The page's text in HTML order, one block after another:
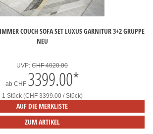
COUCH SOFA SET LUXUS GARNITUR 3+2 GRUPPE
NEU
UVP: CHF 4020.00
ab CHF 3399.00*
1 Stück (CHF 3399.00 / Stück)
AUF DIE MERKLISTE
ZUM ARTIKEL